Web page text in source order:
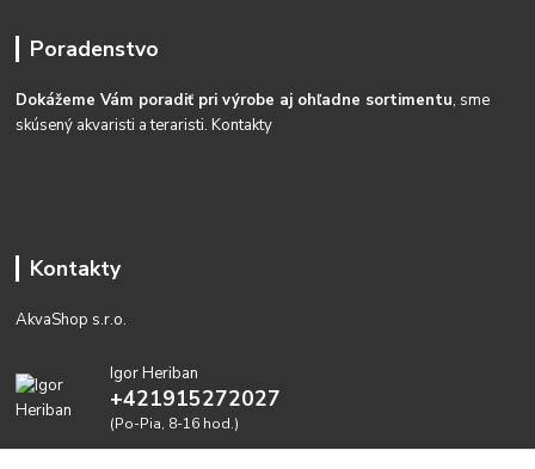
Poradenstvo
Dokážeme Vám poradiť pri výrobe aj ohľadne sortimentu, sme
skúsený akvaristi a teraristi.Kontakty
Kontakty
AkvaShop s.r.o.
Igor Heriban
+421915272027
(Po-Pia, 8-16 hod.)